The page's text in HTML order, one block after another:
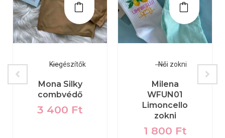
Kiegészítők
Mona Silky
combvédő
3 400 Ft
Női zokni
Milena
WFUN01
Limoncello
zokni
1 800 Ft